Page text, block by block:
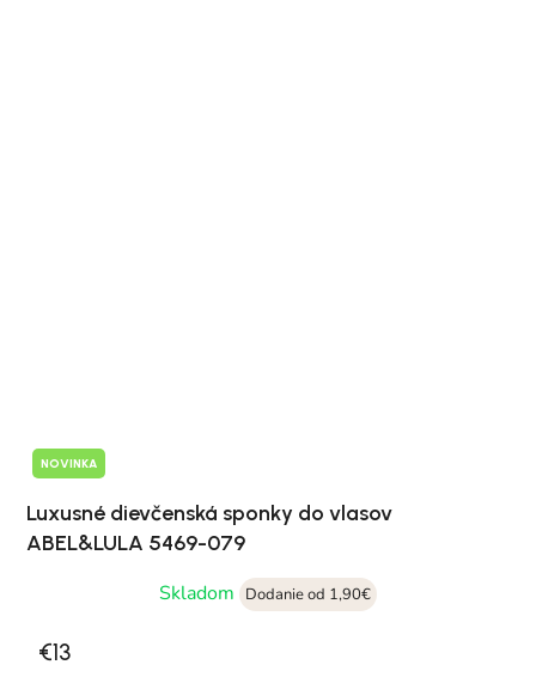
NOVINKA
Luxusné dievčenská sponky do vlasov
ABEL&LULA 5469-079
Skladom
Dodanie od 1,90€
€13